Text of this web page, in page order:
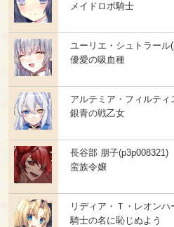
メイドロボ騎士
ユーリエ・シュトラール
優愛の吸血種
アルテミア・フィルティ
銀青の戦乙女
長谷部 朋子(p3p008321)
蛮族令嬢
リディア・Ｔ・レオンハ
騎士の名に恥じぬよう